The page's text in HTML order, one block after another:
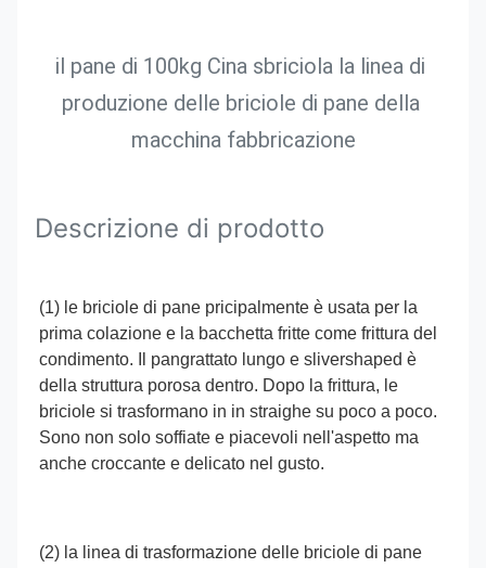
il pane di 100kg Cina sbriciola la linea di
produzione delle briciole di pane della
macchina fabbricazione
Descrizione di prodotto
(1) le briciole di pane pricipalmente è usata per la
prima colazione e la bacchetta fritte come frittura del
condimento. Il pangrattato lungo e slivershaped è
della struttura porosa dentro. Dopo la frittura, le
briciole si trasformano in in straighe su poco a poco.
Sono non solo soffiate e piacevoli nell'aspetto ma
anche croccante e delicato nel gusto.
(2) la linea di trasformazione delle briciole di pane